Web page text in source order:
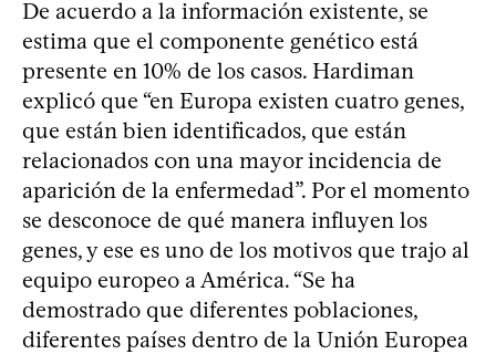
De acuerdo a la información existente, se
estima que el componente genético está
presente en 10% de los casos. Hardiman
explicó que “en Europa existen cuatro genes,
que están bien identificados, que están
relacionados con una mayor incidencia de
aparición de la enfermedad”. Por el momento
se desconoce de qué manera influyen los
genes, y ese es uno de los motivos que trajo al
equipo europeo a América. “Se ha
demostrado que diferentes poblaciones,
diferentes países dentro de la Unión Europea